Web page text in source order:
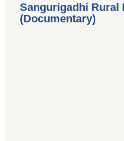
Sangurigadhi Rural
(Documentary)